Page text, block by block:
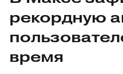
рекордную
время